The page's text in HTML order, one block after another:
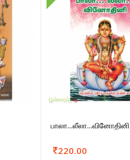
பாலா...லீலா...வினோதினி
220.00